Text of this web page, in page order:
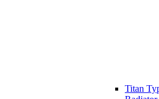
Titan